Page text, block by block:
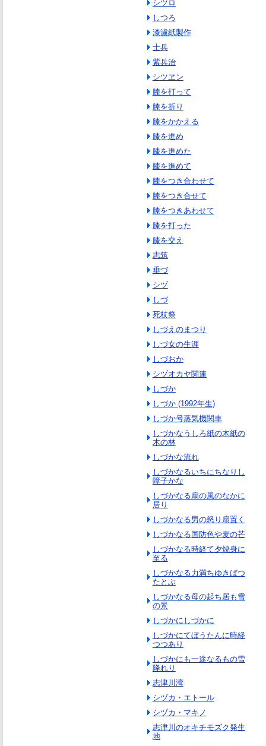
シツロ
しつろ
漆濾紙製作
士兵
紫兵治
シツヱン
膝を打って
膝を折り
膝をかかえる
膝を進め
膝を進めた
膝を進めて
膝をつき合わせて
膝をつき合せて
膝をつきあわせて
膝を打った
膝を交え
志筑
垂づ
シヅ
しづ
死杖祭
しづえのまつり
しづ女の生涯
しづおか
シヅオカヤ関連
しづか
しづか (1992年生)
しづか号蒸気機関車
しづかなうしろ紙の木紙の
木の林
しづかな流れ
しづかなるいちにちなりし
障子かな
しづかなる扇の風のなかに
居り
しづかなる男の怒り扇置く
しづかなる国防色や麦の芒
しづかなる時経て夕焼身に
至る
しづかなる力満ちゆきばつ
たとぶ
しづかなる母の起ち居も雪
の景
しづかにしづかに
しづかにてぼうたんに時経
つつあり
しづかにも一途なるもの雪
降れり
志津川湾
シヅカ・エトール
シヅカ・マキノ
志津川のオキチモズク発生
地